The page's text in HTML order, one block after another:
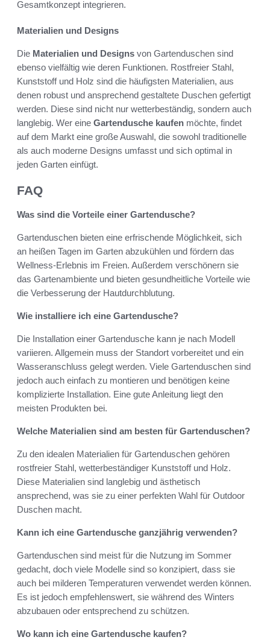
Gesamtkonzept integrieren.
Materialien und Designs
Die Materialien und Designs von Gartenduschen sind
ebenso vielfältig wie deren Funktionen. Rostfreier Stahl,
Kunststoff und Holz sind die häufigsten Materialien, aus
denen robust und ansprechend gestaltete Duschen gefertigt
werden. Diese sind nicht nur wetterbeständig, sondern auch
langlebig. Wer eine Gartendusche kaufen möchte, findet
auf dem Markt eine große Auswahl, die sowohl traditionelle
als auch moderne Designs umfasst und sich optimal in
jeden Garten einfügt.
FAQ
Was sind die Vorteile einer Gartendusche?
Gartenduschen bieten eine erfrischende Möglichkeit, sich
an heißen Tagen im Garten abzukühlen und fördern das
Wellness-Erlebnis im Freien. Außerdem verschönern sie
das Gartenambiente und bieten gesundheitliche Vorteile wie
die Verbesserung der Hautdurchblutung.
Wie installiere ich eine Gartendusche?
Die Installation einer Gartendusche kann je nach Modell
variieren. Allgemein muss der Standort vorbereitet und ein
Wasseranschluss gelegt werden. Viele Gartenduschen sind
jedoch auch einfach zu montieren und benötigen keine
komplizierte Installation. Eine gute Anleitung liegt den
meisten Produkten bei.
Welche Materialien sind am besten für Gartenduschen?
Zu den idealen Materialien für Gartenduschen gehören
rostfreier Stahl, wetterbeständiger Kunststoff und Holz.
Diese Materialien sind langlebig und ästhetisch
ansprechend, was sie zu einer perfekten Wahl für Outdoor
Duschen macht.
Kann ich eine Gartendusche ganzjährig verwenden?
Gartenduschen sind meist für die Nutzung im Sommer
gedacht, doch viele Modelle sind so konzipiert, dass sie
auch bei milderen Temperaturen verwendet werden können.
Es ist jedoch empfehlenswert, sie während des Winters
abzubauen oder entsprechend zu schützen.
Wo kann ich eine Gartendusche kaufen?